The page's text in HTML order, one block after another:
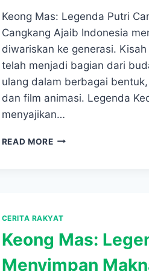
Keong Mas: Legenda Putri
Cangkang Ajaib Indonesia
diwariskan ke generasi.
telah menjadi bagian dari
ulang dalam berbagai
dan film animasi. Legenda
menyajikan…
READ MOREKEONG
TERPERANGKAP
CANGKANG
CERITA RAKYAT
Keong Mas:
Menyimpan